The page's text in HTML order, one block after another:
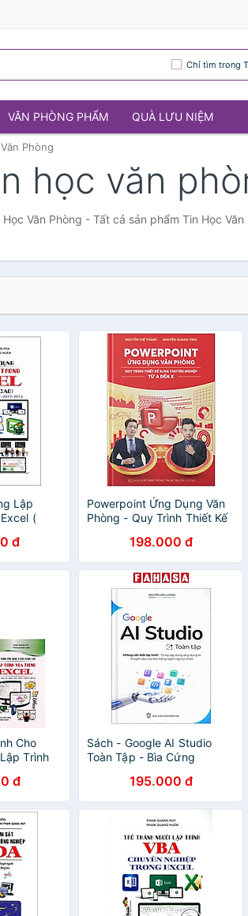
Chỉ tìm trong
VĂN PHÒNG PHẨM QUÀ LƯU NIỆM
Phòng
học văn
Học Văn Phòng - Tất cả sản phẩm Tin Học Văn
Lập
(
2016
đ
Powerpoint Ứng Dụng Văn
Phòng - Quy Trình Thiết Kế
198.000 đ
Cho
Trình
Trong
đ
Sách - Google AI Studio
Toàn Tập - Bìa Cứng
195.000 đ